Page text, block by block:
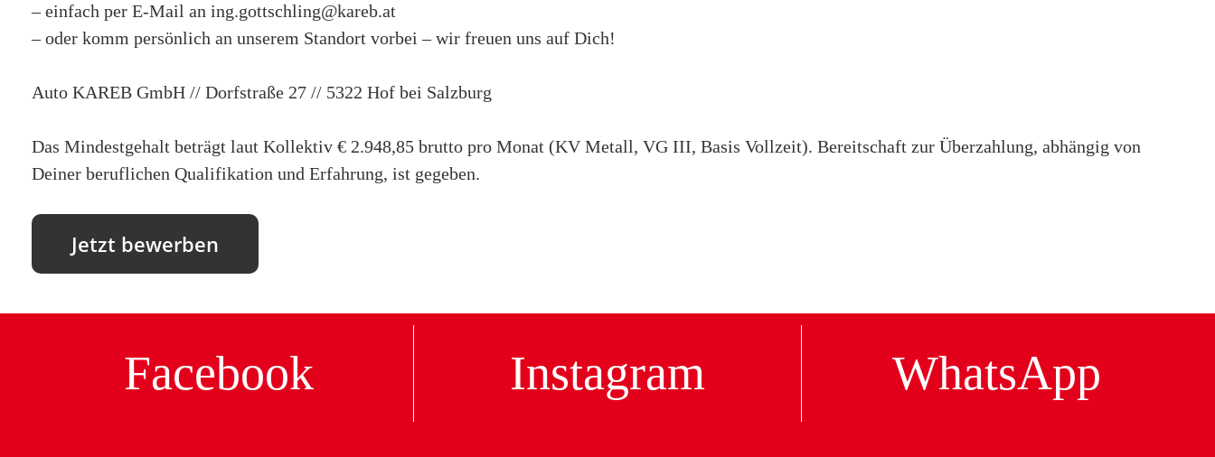
– einfach per E-Mail an ing.gottschling@kareb.at
– oder komm persönlich an unserem Standort vorbei – wir freuen uns auf Dich!
Auto KAREB GmbH // Dorfstraße 27 // 5322 Hof bei Salzburg
Das Mindestgehalt beträgt laut Kollektiv € 2.948,85 brutto pro Monat (KV Metall, VG III, Basis Vollzeit). Bereitschaft zur Überzahlung, abhängig von
Deiner beruflichen Qualifikation und Erfahrung, ist gegeben.
Facebook Instagram WhatsApp